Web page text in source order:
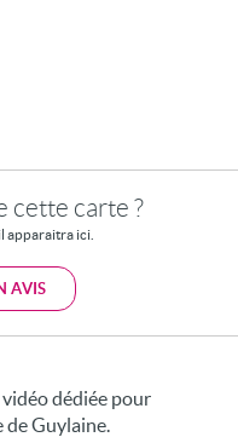
cette carte ?
apparaitra ici.
AVIS
dédiée pour
de Guylaine.